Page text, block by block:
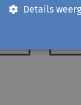
Details